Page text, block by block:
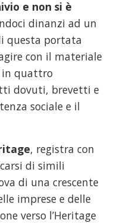
e non si è
dinanzi ad un
questa portata
con il materiale
in quattro
dovuti, brevetti e
sociale e il
, registra con
di simili
di una crescente
imprese e delle
verso l’Heritage